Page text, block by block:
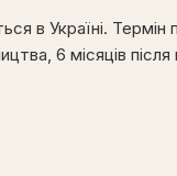
в Україні. Термін
6 місяців після